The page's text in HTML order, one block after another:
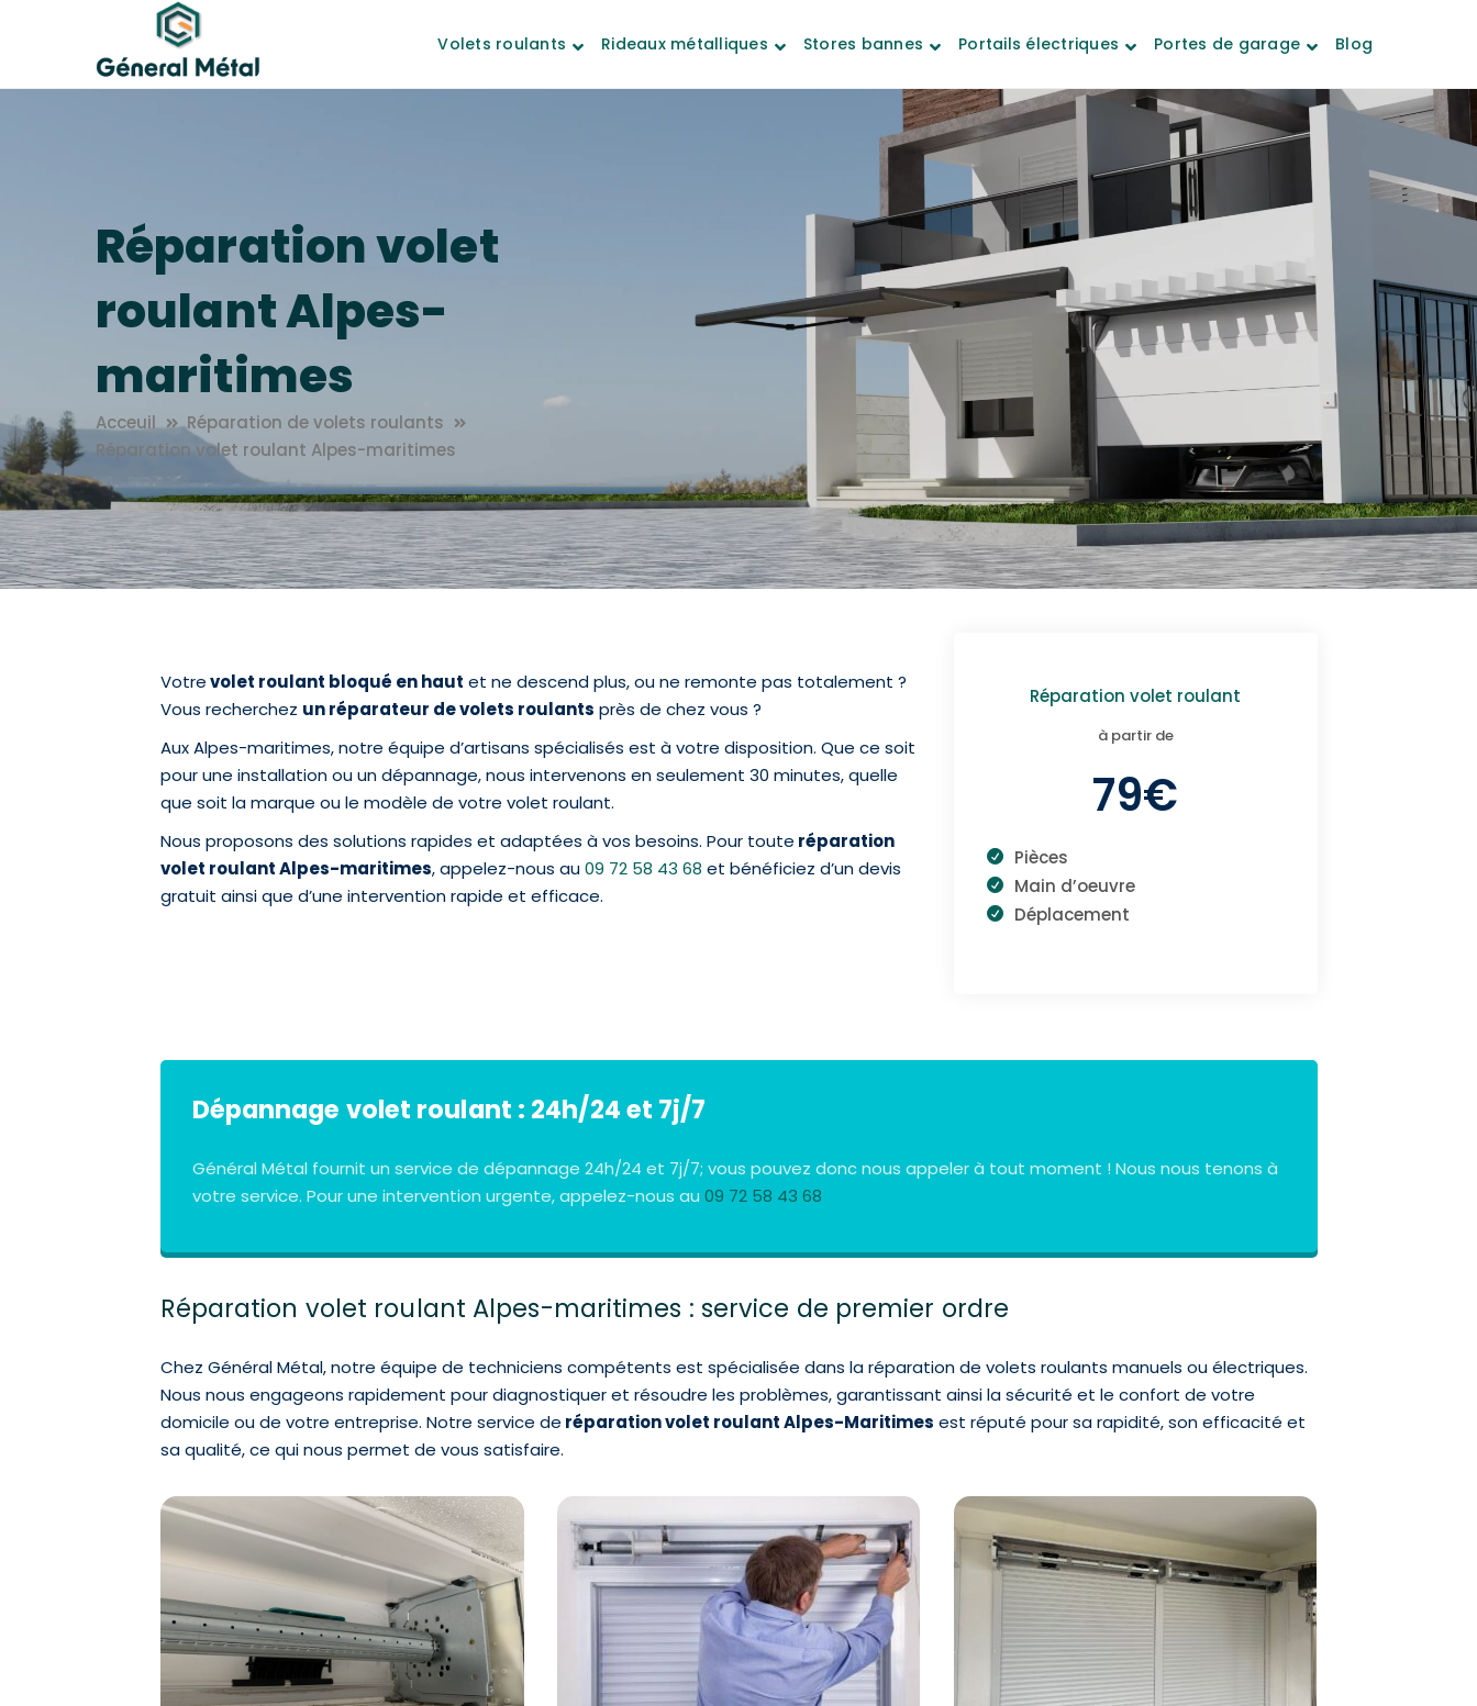
Volets roulants Rideaux métalliques Stores bannes Portails électriques Portes de garage Blog
Réparation volet
roulant Alpes-
maritimes
Acceuil
Réparation de volets roulants
Réparation volet roulant Alpes-maritimes
Votrevolet roulant bloqué en haut et ne descend plus, ou ne remonte pas totalement ?
Vous recherchez un réparateur de volets roulants près de chez vous ?
Aux Alpes-maritimes, notre équipe d’artisans spécialisés est à votre disposition. Que ce soit
pour une installation ou un dépannage, nous intervenons en seulement 30 minutes, quelle
que soit la marque ou le modèle de votre volet roulant.
Nous proposons des solutions rapides et adaptées à vos besoins. Pour toute réparation
volet roulant Alpes-maritimes, appelez-nous au09 72 58 43 68 et bénéficiez d’un devis
gratuit ainsi que d’une intervention rapide et efficace.
Réparation volet roulant
à partir de
79€
Pièces
Main d’oeuvre
Déplacement
Dépannage volet roulant : 24h/24 et 7j/7
Général Métal fournit un service de dépannage 24h/24 et 7j/7; vous pouvez donc nous appeler à tout moment ! Nous nous tenons à
votre service. Pour une intervention urgente, appelez-nous au 09 72 58 43 68
Réparation volet roulant Alpes-maritimes : service de premier ordre
Chez Général Métal, notre équipe de techniciens compétents est spécialisée dans la réparation de volets roulants manuels ou électriques.
Nous nous engageons rapidement pour diagnostiquer et résoudre les problèmes, garantissant ainsi la sécurité et le confort de votre
domicile ou de votre entreprise. Notre service de réparation volet roulant Alpes-Maritimes est réputé pour sa rapidité, son efficacité et
sa qualité, ce qui nous permet de vous satisfaire.